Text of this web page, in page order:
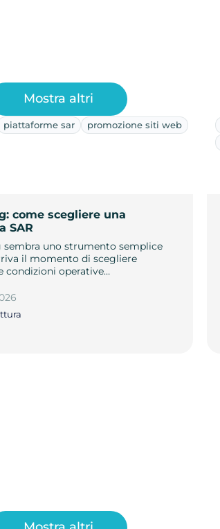
piattaforme sar
promozione siti web
come scegliere una
SAR
sembra uno strumento semplice
il momento di scegliere
condizioni operative…
Mostra altri